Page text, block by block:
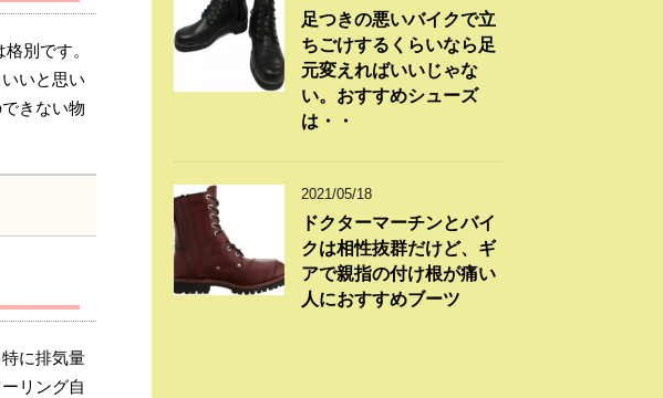
別です。
いと思い
きない物
に排気量
リング自
足つきの悪いバイクで立
ちごけするくらいなら足
元変えればいいじゃな
い。おすすめシューズ
は・・
2021/05/18
ドクターマーチンとバイ
クは相性抜群だけど、ギ
アで親指の付け根が痛い
人におすすめブーツ